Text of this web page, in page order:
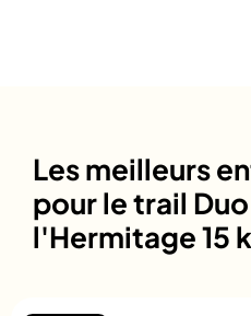
Les meilleurs
pour le trail
l'Hermitage 15